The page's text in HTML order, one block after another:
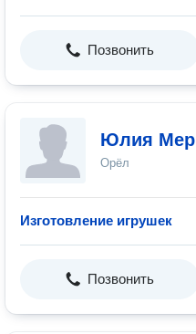
Позвонить
Юлия
Орёл
Изготовление игрушек
Позвонить